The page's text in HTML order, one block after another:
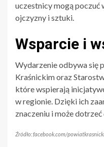
uczestnicy mogą poczuć
ojczyzny i sztuki.
Wsparcie i
Wydarzenie odbywa się
Kraśnickim oraz
które wspierają
w regionie. Dzięki ich
znaczeniu i może
Źródło: facebook.com/